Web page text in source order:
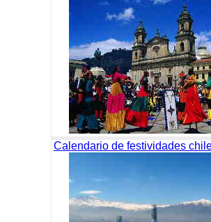
Calendario de festividades